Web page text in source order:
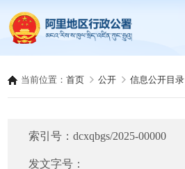
当前位置：首页 公开 信息公开目录
索引号：dcxqbgs/2025-00000
发文字号：